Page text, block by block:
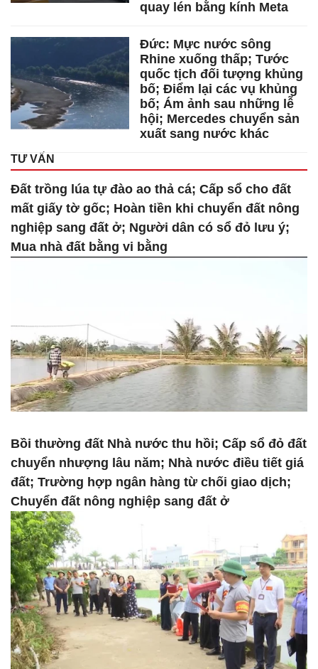
quay lén bằng kính Meta
Đức: Mực nước sông
Rhine xuống thấp; Tước
quốc tịch đối tượng khủng
bố; Điểm lại các vụ khủng
bố; Ám ảnh sau những lễ
hội; Mercedes chuyển sản
xuất sang nước khác
TƯ VẤN
Đất trồng lúa tự đào ao thả cá; Cấp sổ cho đất
mất giấy tờ gốc; Hoàn tiền khi chuyển đất nông
nghiệp sang đất ở; Người dân có sổ đỏ lưu ý;
Mua nhà đất bằng vi bằng
Bồi thường đất Nhà nước thu hồi; Cấp sổ đỏ đất
chuyển nhượng lâu năm; Nhà nước điều tiết giá
đất; Trường hợp ngân hàng từ chối giao dịch;
Chuyển đất nông nghiệp sang đất ở